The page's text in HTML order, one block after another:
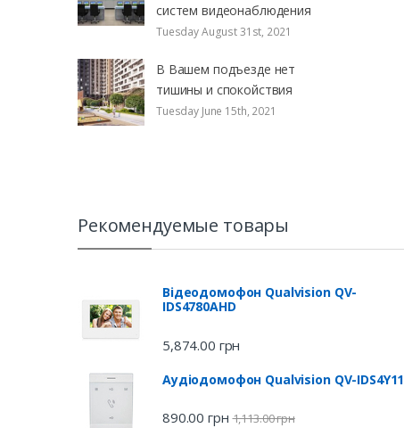
систем видеонаблюдения
Tuesday August 31st, 2021
В Вашем подъезде нет
тишины и спокойствия
Tuesday June 15th, 2021
Рекомендуемые товары
Відеодомофон Qualvision QV-
IDS4780AHD
5,874.00 грн
Аудіодомофон Qualvision QV-IDS4Y11
890.00 грн 1,113.00грн